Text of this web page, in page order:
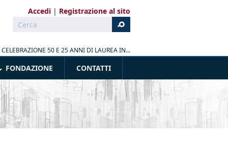
Accedi Registrazione al sito
Form di ricerca
Cerca
CELEBRAZIONE 50 E 25 ANNI DI LAUREA IN...
FONDAZIONE CONTATTI